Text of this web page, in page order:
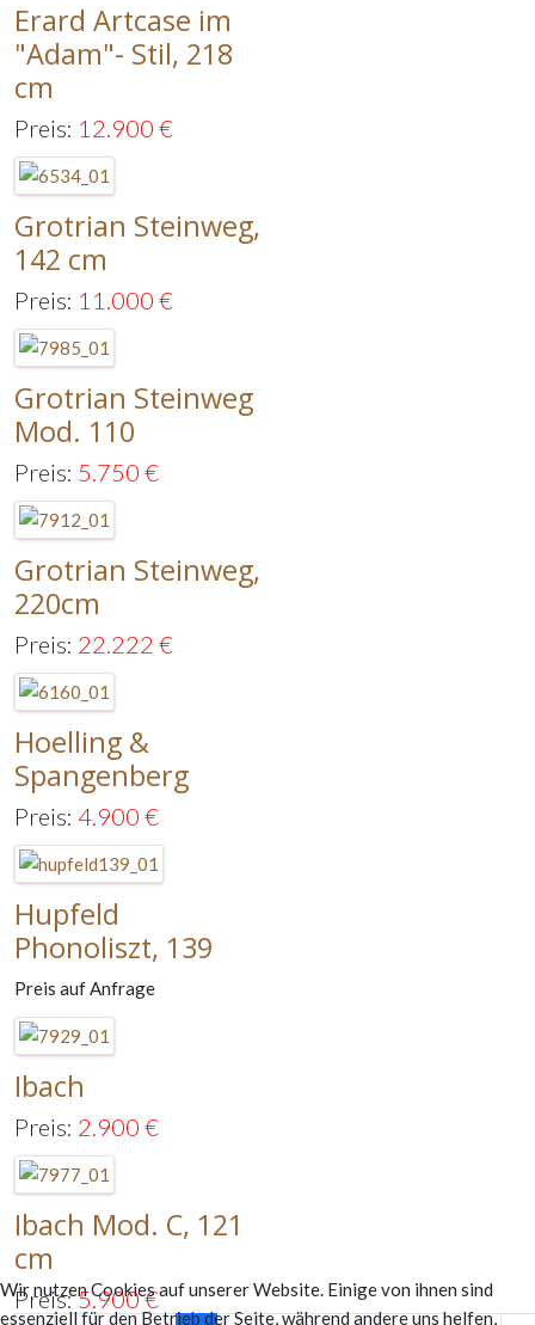
Erard Artcase im
"Adam"- Stil, 218
cm
Preis: 12.900 €
Grotrian Steinweg,
142 cm
Preis: 11.000 €
Grotrian Steinweg
Mod. 110
Preis: 5.750 €
Grotrian Steinweg,
220cm
Preis: 22.222 €
Hoelling &
Spangenberg
Preis: 4.900 €
Hupfeld
Phonoliszt, 139
Preis auf Anfrage
Ibach
Preis: 2.900 €
Ibach Mod. C, 121
cm
Preis:5.900€
Wir nutzen Cookies auf unserer Website. Einige von ihnen sind
essenziell für den Betrieb der Seite, während andere uns helfen,